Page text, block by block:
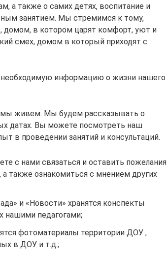
а также о самих детях, воспитание и
занятием. Мы стремимся к тому,
домом, в котором царят комфорт, уют и
смех, домом в который приходят с
информацию о жизни нашего
живем. Мы будем рассказывать о
датах. Вы можете посмотреть наш
в проведении занятий и консультаций.
с нами связаться и оставить пожелания
также ознакомиться с мнением других
и «Новости» хранятся конспекты
нашими педагогами;
фотоматериалы территории ДОУ ,
в ДОУ и т.д.;